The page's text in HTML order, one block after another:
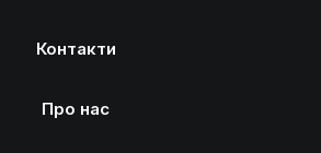
Контакти
Про нас